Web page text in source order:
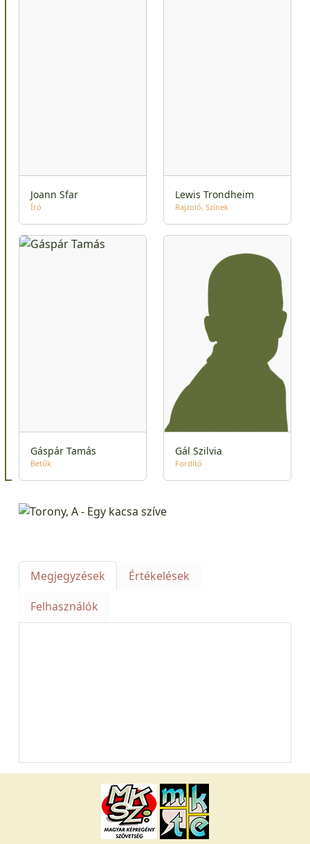
Joann Sfar
Író
Lewis Trondheim
Rajzoló Színek
Gáspár Tamás
Betűk
Gál Szilvia
Fordító
Megjegyzések
Értékelések
Felhasználók